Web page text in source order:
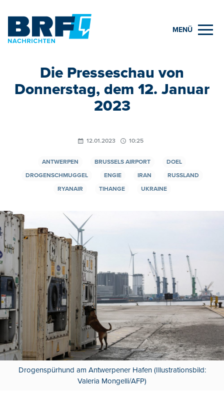
MENÜ
Die Presseschau von
Donnerstag, dem 12. Januar
2023
12.01.2023 10:25
ANTWERPEN BRUSSELS AIRPORT
DOEL
DROGENSCHMUGGEL
ENGIE IRAN
RUSSLAND
RYANAIR
TIHANGE UKRAINE
Drogenspürhund am Antwerpener Hafen (Illustrationsbild:
Valeria Mongelli/AFP)